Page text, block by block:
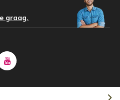
graag.